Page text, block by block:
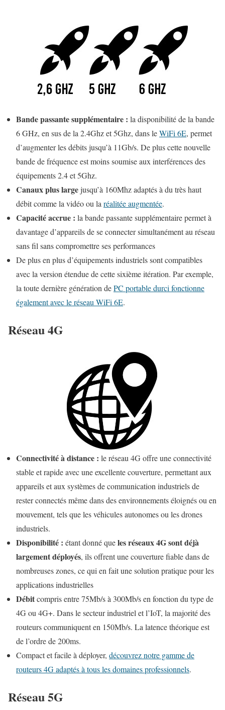
Bande passante supplémentaire : la disponibilité de la bande
6 GHz, en sus de la 2.4Ghz et 5Ghz, dans leWiFi 6E, permet
d’augmenter les débits jusqu’à 11Gb/s. De plus cette nouvelle
bande de fréquence est moins soumise aux interférences des
équipements 2.4 et 5Ghz.
Canaux plus largejusqu’à 160Mhz adaptés à du très haut
débit comme la vidéo ou la réalitée augmentée.
Capacité accrue : la bande passante supplémentaire permet à
davantage d’appareils de se connecter simultanément au réseau
sans fil sans compromettre ses performances
De plus en plus d’équipements industriels sont compatibles
avec la version étendue de cette sixième itération. Par exemple,
la toute dernière génération dePC portable durci fonctionne
également avec le réseau WiFi 6E.
Réseau 4G
Connectivité à distance : le réseau 4G offre une connectivité
stable et rapide avec une excellente couverture, permettant aux
appareils et aux systèmes de communication industriels de
rester connectés même dans des environnements éloignés ou en
mouvement, tels que les véhicules autonomes ou les drones
industriels.
Disponibilité : étant donné queles réseaux 4G sont déjà
largement déployés, ils offrent une couverture fiable dans de
nombreuses zones, ce qui en fait une solution pratique pour les
applications industrielles
Débitcompris entre 75Mb/s à 300Mb/s en fonction du type de
4G ou 4G+. Dans le secteur industriel et l’IoT, la majorité des
routeurs communiquent en 150Mb/s. La latence théorique est
de l’ordre de 200ms.
Compact et facile à déployer, découvrez notre gamme de
routeurs 4G adaptés à tous les domaines professionnels.
Réseau 5G